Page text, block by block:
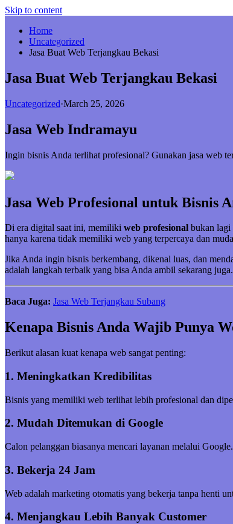
Skip to content
Home
Uncategorized
Jasa Buat Web Terjangkau Bekasi
Jasa Buat Web Terjangkau Bekasi
Uncategorized·March 25, 2026
Jasa Web Indramayu
Ingin bisnis Anda terlihat profesional? Gunakan jasa web
Jasa Web Profesional untuk Bisnis
Di era digital saat ini, memiliki web profesional bukan lagi
hanya karena tidak memiliki web yang terpercaya dan
Jika Anda ingin bisnis berkembang, dikenal luas, dan
adalah langkah terbaik yang bisa Anda ambil sekarang juga.
Baca Juga: Jasa Web Terjangkau Subang
Kenapa Bisnis Anda Wajib Punya
Berikut alasan kuat kenapa web sangat penting:
1. Meningkatkan Kredibilitas
Bisnis yang memiliki web terlihat lebih profesional dan
2. Mudah Ditemukan di Google
Calon pelanggan biasanya mencari layanan melalui
3. Bekerja 24 Jam
Web adalah marketing otomatis yang bekerja tanpa henti
4. Menjangkau Lebih Banyak Customer